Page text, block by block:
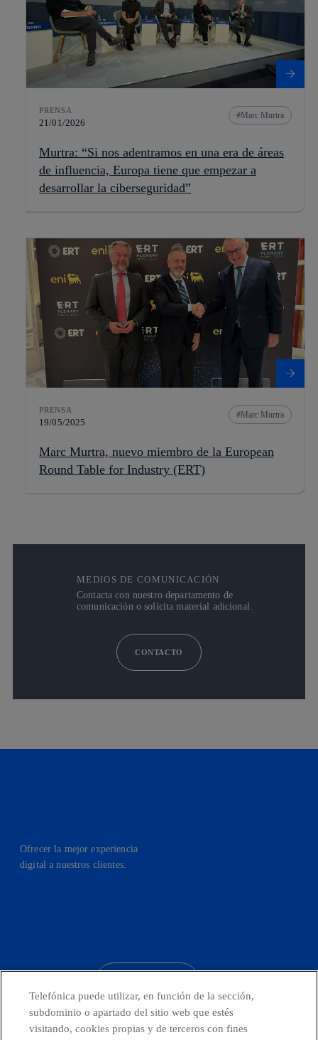
PRENSA
21/01/2026
Marc Murtra
Murtra: “Si nos adentramos en una era de áreas
de influencia, Europa tiene que empezar a
desarrollar la ciberseguridad”
PRENSA
19/05/2025
Marc Murtra
Marc Murtra, nuevo miembro de la European
Round Table for Industry (ERT)
MEDIOS DE COMUNICACIÓN
Contacta con nuestro departamento de
comunicación o solicita material adicional.
CONTACTO
Ofrecer la mejor experiencia
digital a nuestros clientes.
Telefónica puede utilizar, en función de la sección,
subdominio o apartado del sitio web que estés
visitando, cookies propias y de terceros con fines